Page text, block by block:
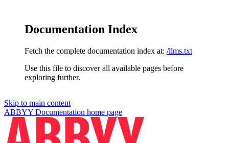
Documentation Index
Fetch the complete documentation index at: /llms.txt
Use this file to discover all available pages before
exploring further.
Skip to main content
ABBYY Documentation home page